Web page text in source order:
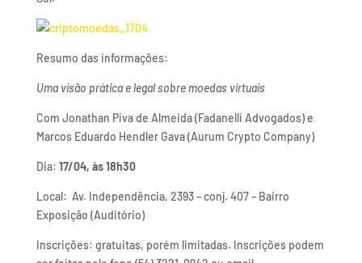
Resumo das informações:
Uma visão prática e legal sobre moedas virtuais
Com Jonathan Piva de Almeida (Fadanelli Advogados) e
Marcos Eduardo Hendler Gava (Aurum Crypto Company)
Dia: 17/04, às 18h30
Local: Av. Independência, 2393 – conj. 407 – Bairro
Exposição (Auditório)
Inscrições: gratuitas, porém limitadas. Inscrições podem